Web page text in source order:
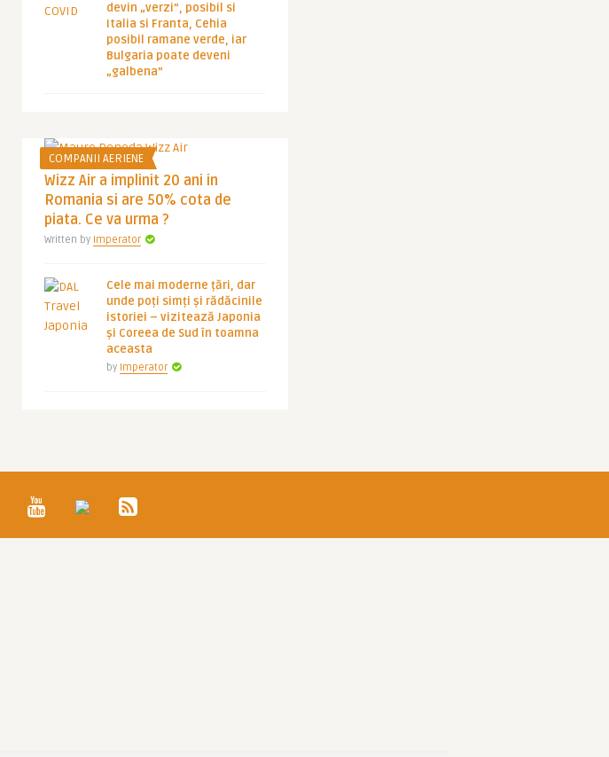
devin „verzi”, posibil si
Italia si Franta, Cehia
posibil ramane verde, iar
Bulgaria poate deveni
„galbena”
COMPANII AERIENE
Wizz Air a implinit 20 ani in
Romania si are 50% cota de
piata. Ce va urma ?
Written by Imperator
Cele mai moderne țări, dar
unde poți simți și rădăcinile
istoriei – vizitează Japonia
și Coreea de Sud în toamna
aceasta
by Imperator